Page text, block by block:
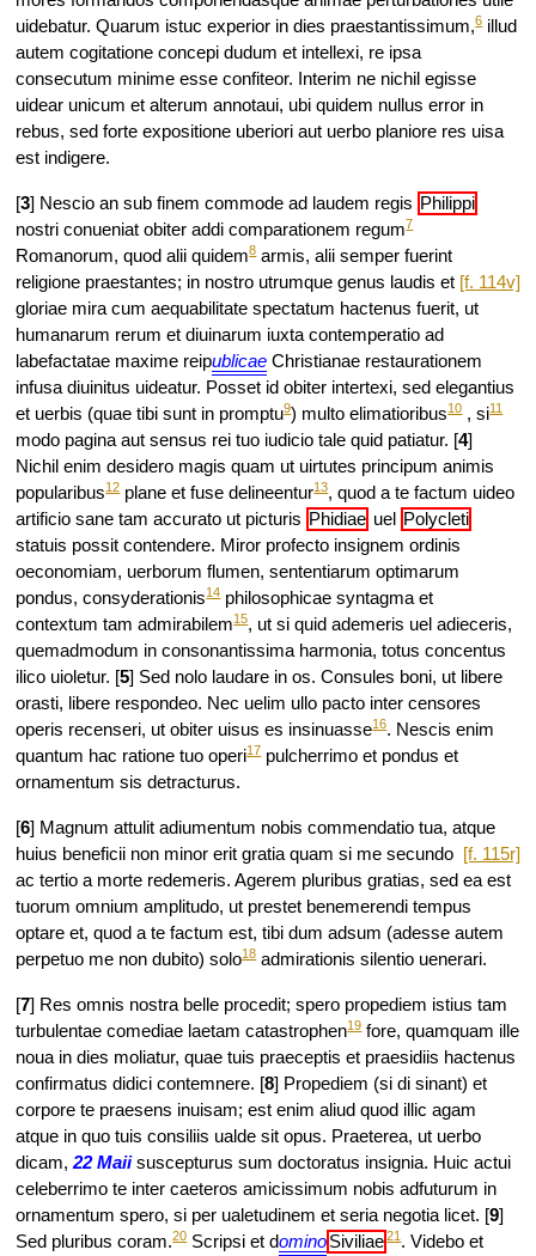
uidebatur. Quarum istuc experior in dies praestantissimum,6illud
autem cogitatione concepi dudum et intellexi, re ipsa
consecutum minime esse confiteor. Interim ne nichil egisse
uidear unicum et alterum annotaui, ubi quidem nullus error in
rebus, sed forte expositione uberiori aut uerbo planiore res uisa
est indigere.
[3] Nescio an sub finem commode ad laudem regis Philippi
nostri conueniat obiter addi comparationem regum7
Romanorum, quod alii quidem8armis, alii semper fuerint
religione praestantes; in
[f. 114v]
nostro utrumque genus laudis et
gloriae mira cum aequabilitate spectatum hactenus fuerit, ut
humanarum rerum et diuinarum iuxta contemperatio ad
labefactatae maxime reipublicae Christianae restaurationem
infusa diuinitus uideatur. Posset id obiter intertexi, sed elegantius
et uerbis (quae tibi sunt in promptu9) multo elimatioribus10, si11
modo pagina aut sensus rei tuo iudicio tale quid patiatur. [4]
Nichil enim desidero magis quam ut uirtutes principum animis
popularibus12plane et fuse delineentur13, quod a te factum uideo
artificio sane tam accurato ut picturis Phidiae uel
Polycleti
statuis possit contendere. Miror profecto insignem ordinis
oeconomiam, uerborum flumen, sententiarum optimarum
pondus, consyderationis14philosophicae syntagma et
contextum tam admirabilem15, ut si quid ademeris uel adieceris,
quemadmodum in consonantissima harmonia, totus concentus
ilico uioletur. [5] Sed nolo laudare in os. Consules boni, ut libere
orasti, libere respondeo. Nec uelim ullo pacto inter censores
operis recenseri, ut obiter uisus es insinuasse16. Nescis enim
quantum hac ratione tuo operi17pulcherrimo et pondus et
ornamentum sis detracturus.
[6] Magnum attulit adiumentum nobis commendatio tua, atque
huius beneficii non minor erit
[f. 115r]
gratia quam si me secundo
ac tertio a morte redemeris. Agerem pluribus gratias, sed ea est
tuorum omnium amplitudo, ut prestet benemerendi tempus
optare et, quod a te factum est, tibi dum adsum (adesse autem
perpetuo me non dubito) solo18admirationis silentio uenerari.
[7] Res omnis nostra belle procedit; spero propediem istius tam
turbulentae comediae laetam catastrophen19fore, quamquam ille
noua in dies moliatur, quae tuis praeceptis et praesidiis hactenus
confirmatus didici contemnere. [8] Propediem (si di sinant) et
corpore te praesens inuisam; est enim aliud quod illic agam
atque in quo tuis consiliis ualde sit opus. Praeterea, ut uerbo
dicam,22 Maiisuscepturus sum doctoratus insignia. Huic actui
celeberrimo te inter caeteros amicissimum nobis adfuturum in
ornamentum spero, si per ualetudinem et seria negotia licet. [9]
Sed pluribus coram.20Scripsi et dominoSiviliae21 . Videbo et